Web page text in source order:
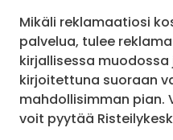
Mikäli reklamaatiosi
palvelua, tulee
kirjallisessa muodossa
kirjoitettuna suoraan
mahdollisimman pian.
voit pyytää